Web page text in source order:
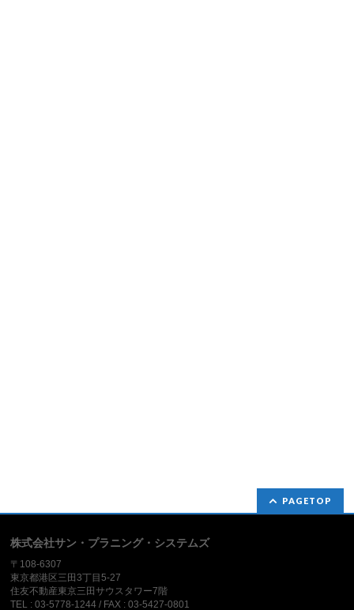
PAGETOP
株式会社サン・プラニング・システムズ
〒108-6307
東京都港区三田3丁目5-27
住友不動産東京三田サウスタワー7階
TEL : 03-5778-1244 / FAX : 03-5427-0801